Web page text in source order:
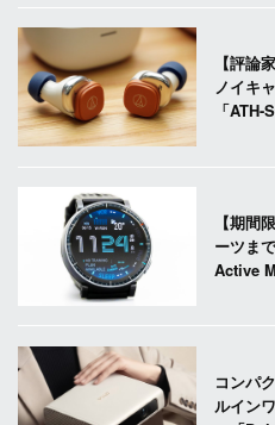
【評論
ノイキ
「
【期間
ーツま
Active
コンパ
ルイン